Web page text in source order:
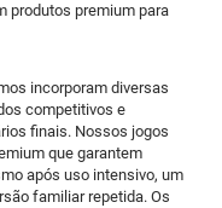
produtos premium para
incorporam diversas
competitivos e
finais. Nossos jogos
que garantem
após uso intensivo, um
familiar repetida. Os